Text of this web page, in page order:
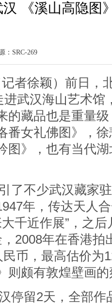
《溪山高隐图
：SRC-269
者徐颖）前日，
进武汉海山艺术馆
的藏品也是重量
番女礼佛图》，
图》，也有当代
了不少武汉藏家
年，传达天人
千近作展”，之
2008年在香港拍
币，最高估价为
则颇有敦煌壁画
停留2天，全部作